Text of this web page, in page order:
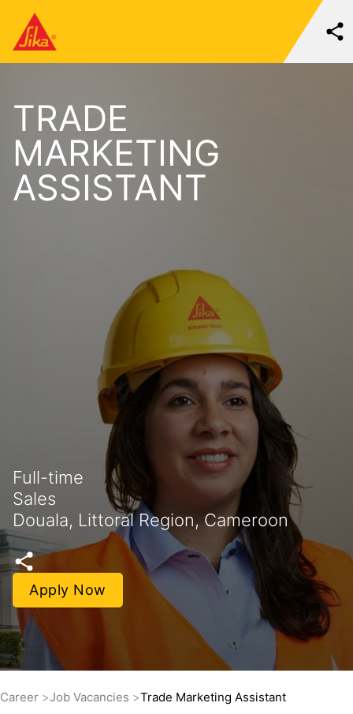
TRADE
MARKETING
ASSISTANT
Full-time
Sales
Douala, Littoral Region, Cameroon
Apply Now
Career Job Vacancies Trade Marketing Assistant